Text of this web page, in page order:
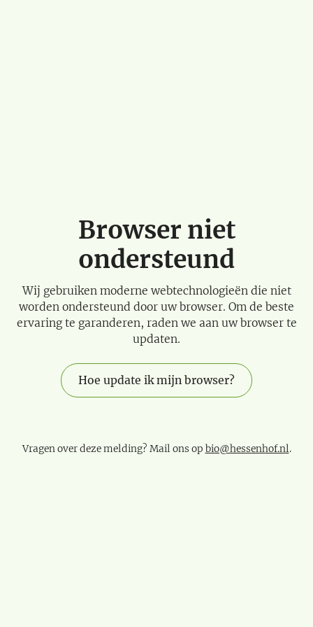
Browser niet
ondersteund
Wij gebruiken moderne webtechnologieën die niet
worden ondersteund door uw browser. Om de beste
ervaring te garanderen, raden we aan uw browser te
updaten.
Hoe update ik mijn browser?
Vragen over deze melding? Mail ons op bio@hessenhof.nl.